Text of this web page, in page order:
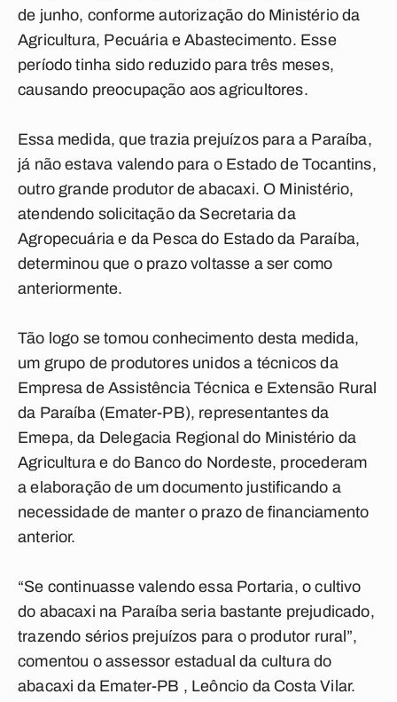
de junho, conforme autorização do Ministério da
Agricultura, Pecuária e Abastecimento. Esse
período tinha sido reduzido para três meses,
causando preocupação aos agricultores.
Essa medida, que trazia prejuízos para a Paraíba,
já não estava valendo para o Estado de Tocantins,
outro grande produtor de abacaxi. O Ministério,
atendendo solicitação da Secretaria da
Agropecuária e da Pesca do Estado da Paraíba,
determinou que o prazo voltasse a ser como
anteriormente.
Tão logo se tomou conhecimento desta medida,
um grupo de produtores unidos a técnicos da
Empresa de Assistência Técnica e Extensão Rural
da Paraíba (Emater-PB), representantes da
Emepa, da Delegacia Regional do Ministério da
Agricultura e do Banco do Nordeste, procederam
a elaboração de um documento justificando a
necessidade de manter o prazo de financiamento
anterior.
“Se continuasse valendo essa Portaria, o cultivo
do abacaxi na Paraíba seria bastante prejudicado,
trazendo sérios prejuízos para o produtor rural”,
comentou o assessor estadual da cultura do
abacaxi da Emater-PB , Leôncio da Costa Vilar.